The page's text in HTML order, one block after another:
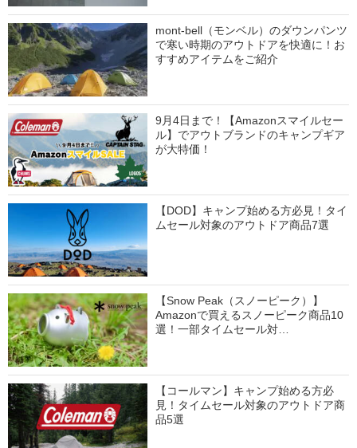
mont-bell（モンベル）のダウンパンツ
で寒い時期のアウトドアを快適に！お
すすめアイテムをご紹介
9月4日まで！【Amazonスマイルセー
ル】でアウトブランドのキャンプギア
が大特価！
【DOD】キャンプ始める方必見！タイ
ムセール対象のアウトドア商品7選
【Snow Peak（スノーピーク）】
Amazonで買えるスノーピーク商品10
選！一部タイムセール対…
【コールマン】キャンプ始める方必
見！タイムセール対象のアウトドア商
品5選